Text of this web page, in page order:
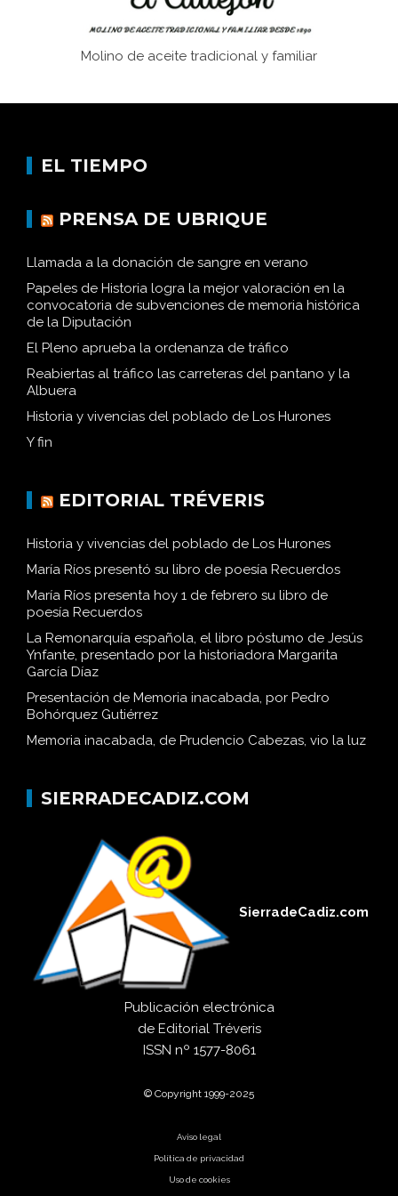
Molino de aceite tradicional y familiar
EL TIEMPO
PRENSA DE UBRIQUE
Llamada a la donación de sangre en verano
Papeles de Historia logra la mejor valoración en la
convocatoria de subvenciones de memoria histórica
de la Diputación
El Pleno aprueba la ordenanza de tráfico
Reabiertas al tráfico las carreteras del pantano y la
Albuera
Historia y vivencias del poblado de Los Hurones
Y fin
EDITORIAL TRÉVERIS
Historia y vivencias del poblado de Los Hurones
María Ríos presentó su libro de poesía Recuerdos
María Ríos presenta hoy 1 de febrero su libro de
poesía Recuerdos
La Remonarquía española, el libro póstumo de Jesús
Ynfante, presentado por la historiadora Margarita
García Díaz
Presentación de Memoria inacabada, por Pedro
Bohórquez Gutiérrez
Memoria inacabada, de Prudencio Cabezas, vio la luz
SIERRADECADIZ.COM
SierradeCadiz.com
Publicación electrónica
de Editorial Tréveris
ISSN nº 1577-8061
© Copyright 1999-2025
Aviso legal
Política de privacidad
Uso de cookies